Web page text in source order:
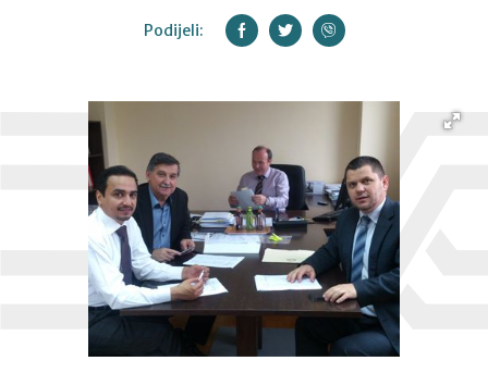
Podijeli: